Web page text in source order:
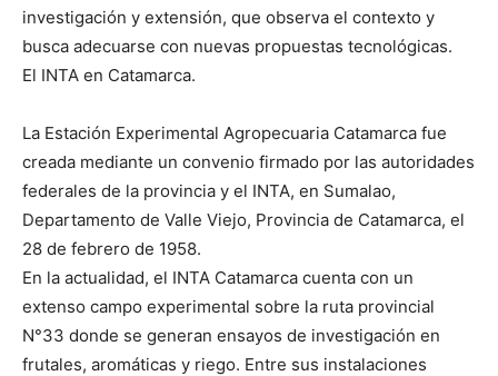
investigación y extensión, que observa el contexto y
busca adecuarse con nuevas propuestas tecnológicas.
El INTA en Catamarca.
La Estación Experimental Agropecuaria Catamarca fue
creada mediante un convenio firmado por las autoridades
federales de la provincia y el INTA, en Sumalao,
Departamento de Valle Viejo, Provincia de Catamarca, el
28 de febrero de 1958.
En la actualidad, el INTA Catamarca cuenta con un
extenso campo experimental sobre la ruta provincial
N°33 donde se generan ensayos de investigación en
frutales, aromáticas y riego. Entre sus instalaciones